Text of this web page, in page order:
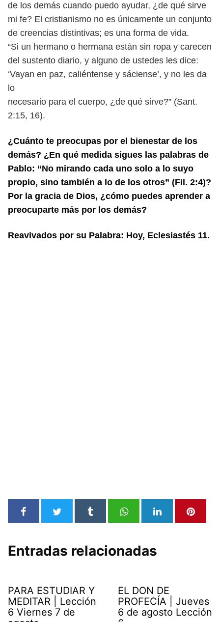
de los demás cuando puedo ayudar, ¿de qué sirve
mi fe? El cristianismo no es únicamente un conjunto
de creencias distintivas; es una forma de vida.
“Si un hermano o hermana están sin ropa y carecen
del sustento diario, y alguno de ustedes les dice:
‘Vayan en paz, caliéntense y sáciense’, y no les da
lo
necesario para el cuerpo, ¿de qué sirve?” (Sant.
2:15, 16).
¿Cuánto te preocupas por el bienestar de los
demás? ¿En qué medida sigues las palabras de
Pablo: “No mirando cada uno solo a lo suyo
propio, sino también a lo de los otros” (Fil. 2:4)?
Por la gracia de Dios, ¿cómo puedes aprender a
preocuparte más por los demás?
Reavivados por su Palabra: Hoy, Eclesiastés 11.
Entradas relacionadas
PARA ESTUDIAR Y
MEDITAR | Lección
6 Viernes 7 de
EL DON DE
PROFECÍA | Jueves
6 de agosto Lección